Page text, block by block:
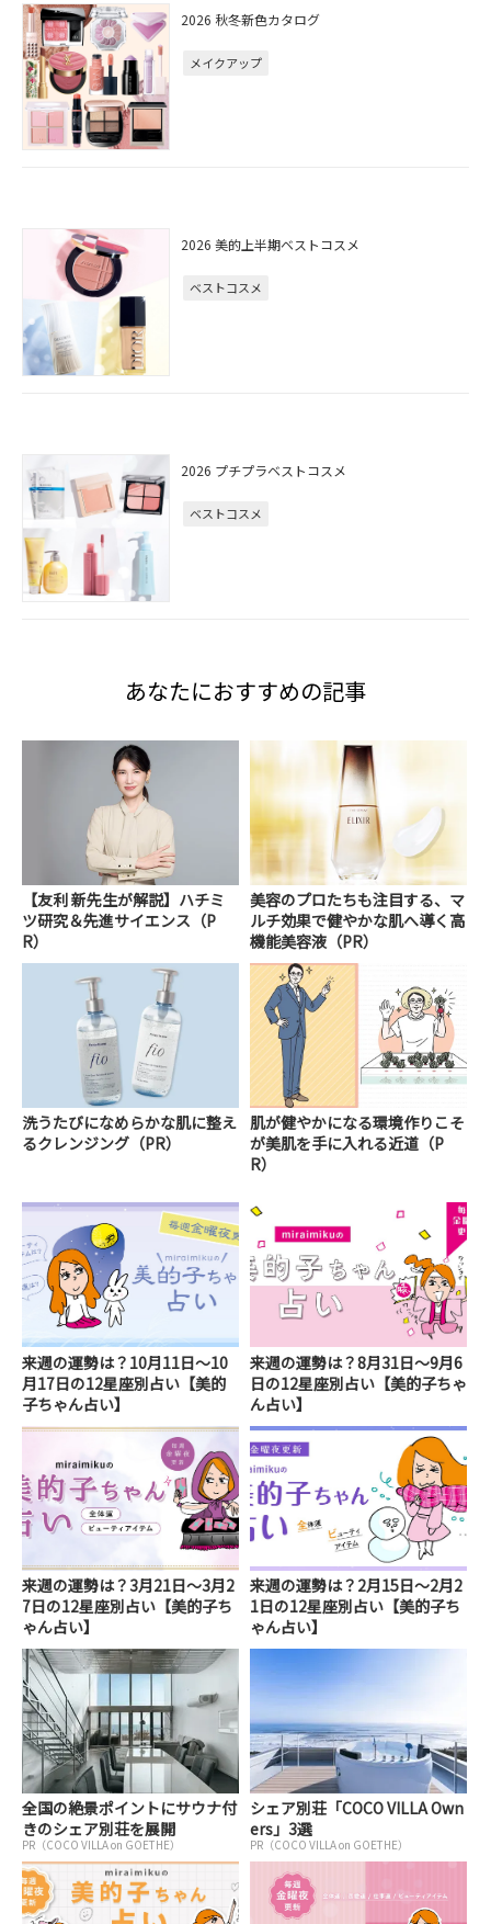
2026 秋冬新色カタログ
メイクアップ
2026 美的上半期ベストコスメ
ベストコスメ
2026 プチプラベストコスメ
ベストコスメ
あなたにおすすめの記事
【友利 新先生が解説】ハチミ
ツ研究＆先進サイエンス（P
R）
美容のプロたちも注目する、マ
ルチ効果で健やかな肌へ導く高
機能美容液（PR）
洗うたびになめらかな肌に整え
るクレンジング（PR）
肌が健やかになる環境作りこそ
が美肌を手に入れる近道（P
R）
来週の運勢は？10月11日～10
月17日の12星座別占い【美的
子ちゃん占い】
来週の運勢は？8月31日～9月6
日の12星座別占い【美的子ちゃ
ん占い】
来週の運勢は？3月21日～3月2
7日の12星座別占い【美的子ち
ゃん占い】
来週の運勢は？2月15日～2月2
1日の12星座別占い【美的子ち
ゃん占い】
全国の絶景ポイントにサウナ付
きのシェア別荘を展開
PR（COCO VILLA on GOETHE）
シェア別荘「COCO VILLA Own
ers」3選
PR（COCO VILLA on GOETHE）